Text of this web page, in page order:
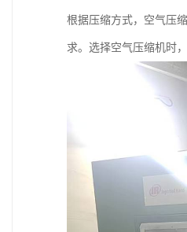
根据压缩方式，空气压
求。选择空气压缩机时